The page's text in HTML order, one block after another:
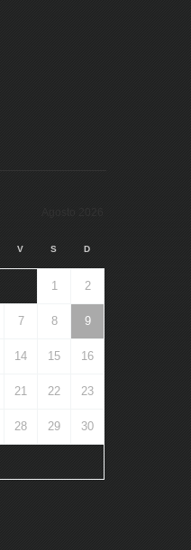
V S D
1 2
7 8 9
14 15 16
21 22 23
28 29 30